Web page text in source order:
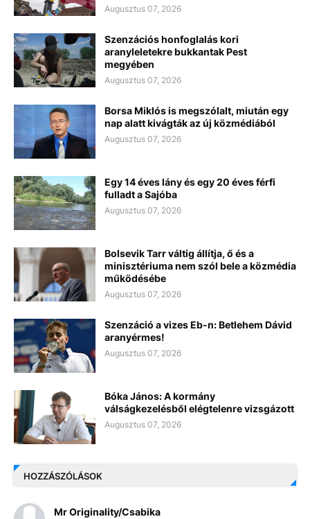
Augusztus 07, 2026
Szenzációs honfoglalás kori
aranyleletekre bukkantak Pest
megyében
Augusztus 07, 2026
Borsa Miklós is megszólalt, miután egy
nap alatt kivágták az új közmédiából
Augusztus 07, 2026
Egy 14 éves lány és egy 20 éves férfi
fulladt a Sajóba
Augusztus 07, 2026
Bolsevik Tarr váltig állítja, ő és a
minisztériuma nem szól bele a közmédia
működésébe
Augusztus 07, 2026
Szenzáció a vizes Eb-n: Betlehem Dávid
aranyérmes!
Augusztus 07, 2026
Bóka János: A kormány
válságkezelésből elégtelenre vizsgázott
Augusztus 07, 2026
HOZZÁSZÓLÁSOK
Mr Originality/Csabika